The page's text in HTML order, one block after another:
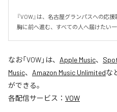
『VOW』は、名古屋グランパスへの応
胸に前へ進む、すべての人へ届けたい一
なお「VOW」は、 Apple Music、
Music、 Amazon Music Unlimitedな
ができる。
各配信サービス： VOW